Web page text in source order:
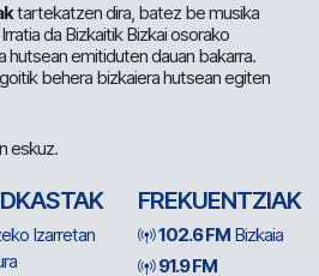
tartekatzen dira, batez be musika
da Bizkaitik Bizkai osorako
hutsean emitiduten dauan bakarra.
behera bizkaiera hutsean egiten
eskuz.
Izarretan
FREKUENTZIAK
102.6 FM Bizkaia
91.9 FM